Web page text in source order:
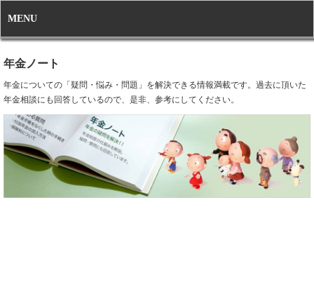
MENU
年金ノート
年金についての「疑問・悩み・問題」を解決できる情報満載です。過去に頂いた
年金相談にも回答しているので、是非、参考にしてください。